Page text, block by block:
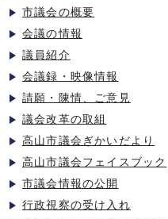
市議会の概要
会議の情報
議員紹介
会議録・映像情報
請願・陳情、ご意見
議会改革の取組
高山市議会ぎかいだより
高山市議会フェイスブック
市議会情報の公開
行政視察の受け入れ